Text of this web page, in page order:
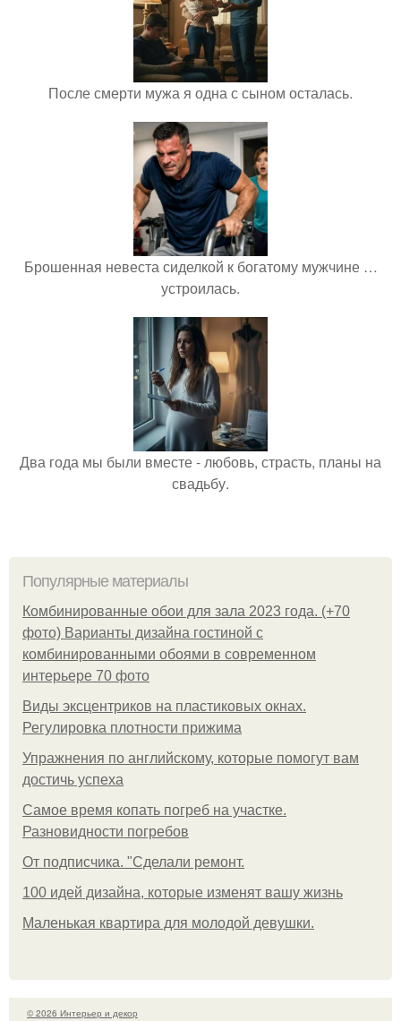
После смерти мужа я одна с сыном осталась.
Брошенная невеста сиделкой к богатому мужчине …
устроилась.
Два года мы были вместе - любовь, страсть, планы на
свадьбу.
Популярные материалы
Комбинированные обои для зала 2023 года. (+70
фото) Варианты дизайна гостиной с
комбинированными обоями в современном
интерьере 70 фото
Виды эксцентриков на пластиковых окнах.
Регулировка плотности прижима
Упражнения по английскому, которые помогут вам
достичь успеха
Самое время копать погреб на участке.
Разновидности погребов
От подписчика. "Сделали ремонт.
100 идей дизайна, которые изменят вашу жизнь
Маленькая квартира для молодой девушки.
© 2026 Интерьер и декор